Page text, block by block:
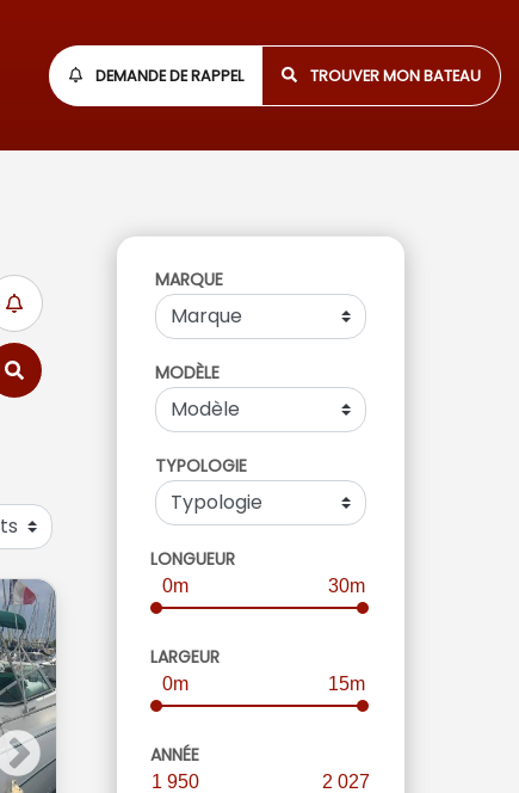
DEMANDE DE RAPPEL TROUVER MON BATEAU
MARQUE
MODÈLE
TYPOLOGIE
LONGUEUR
0m 30m
LARGEUR
0m 15m
ANNÉE
1 950 2 027